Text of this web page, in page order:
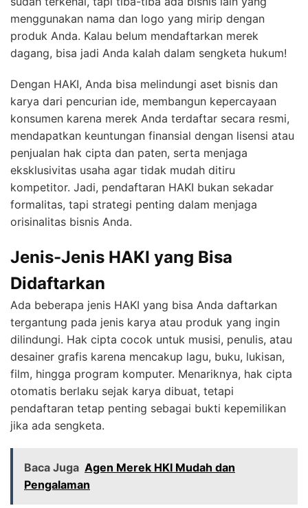
menggunakan nama dan logo yang mirip dengan
produk Anda. Kalau belum mendaftarkan merek
dagang, bisa jadi Anda kalah dalam sengketa hukum!
Dengan HAKI, Anda bisa melindungi aset bisnis dan
karya dari pencurian ide, membangun kepercayaan
konsumen karena merek Anda terdaftar secara resmi,
mendapatkan keuntungan finansial dengan lisensi atau
penjualan hak cipta dan paten, serta menjaga
eksklusivitas usaha agar tidak mudah ditiru
kompetitor. Jadi, pendaftaran HAKI bukan sekadar
formalitas, tapi strategi penting dalam menjaga
orisinalitas bisnis Anda.
Jenis-Jenis HAKI yang Bisa
Didaftarkan
Ada beberapa jenis HAKI yang bisa Anda daftarkan
tergantung pada jenis karya atau produk yang ingin
dilindungi. Hak cipta cocok untuk musisi, penulis, atau
desainer grafis karena mencakup lagu, buku, lukisan,
film, hingga program komputer. Menariknya, hak cipta
otomatis berlaku sejak karya dibuat, tetapi
pendaftaran tetap penting sebagai bukti kepemilikan
jika ada sengketa.
Baca Juga Agen Merek HKI Mudah dan
Pengalaman